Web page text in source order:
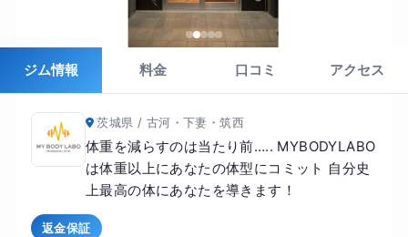
ジム情報 料金 口コミ アクセス
茨城県 / 古河・下妻・筑西
体重を減らすのは当たり前….. MYBODYLABO
は体重以上にあなたの体型にコミット 自分史
上最高の体にあなたを導きます！
返金保証